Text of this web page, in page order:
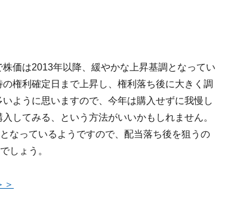
価は2013年以降、緩やかな上昇基調となってい
権利確定日まで上昇し、権利落ち後に大きく調
ように思いますので、今年は購入せずに我慢し
してみる、という方法がいいかもしれません。
なっているようですので、配当落ち後を狙うの
しょう。
＞